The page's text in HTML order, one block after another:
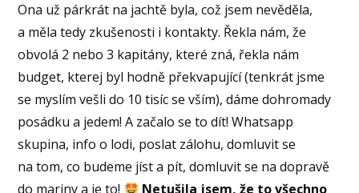
Ona už párkrát na jachtě byla, což jsem nevěděla,
a měla tedy zkušenosti i kontakty. Řekla nám, že
obvolá 2 nebo 3 kapitány, které zná, řekla nám
budget, kterej byl hodně překvapující (tenkrát jsme
se myslím vešli do 10 tisíc se vším), dáme dohromady
posádku a jedem! A začalo se to dít! Whatsapp
skupina, info o lodi, poslat zálohu, domluvit se
na tom, co budeme jíst a pít, domluvit se na dopravě
do mariny a je to!
Netušila jsem, že to všechno